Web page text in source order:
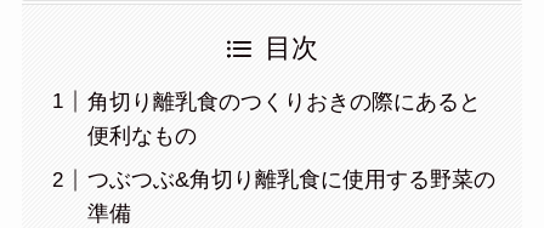
目次
角切り離乳食のつくりおきの際にあると
便利なもの
つぶつぶ&角切り離乳食に使用する野菜の
準備